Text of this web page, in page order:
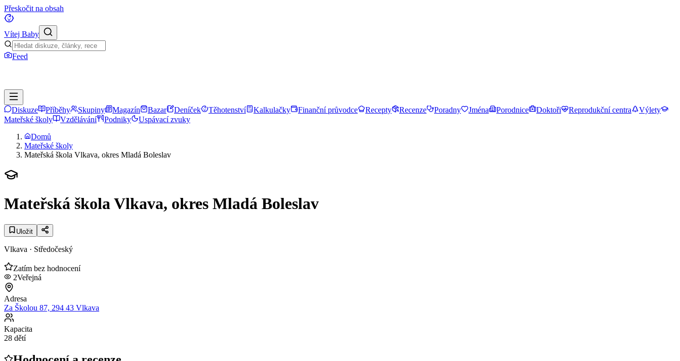
Přeskočit na obsah
Vítej Baby
Feed
Diskuze Příběhy Skupiny Magazín Bazar Deníček Těhotenství Kalkulačky Finanční průvodce Recepty Recenze Poradny Jména Porodnice Doktoři Reprodukční centra
Výlety
Mateřské školy
Vzdělávání Podniky
Uspávací zvuky
Domů
Mateřské školy
Mateřská škola Vlkava, okres Mladá Boleslav
Mateřská škola Vlkava, okres Mladá Boleslav
Uložit
Vlkava · Středočeský
Zatím bez hodnocení
2Veřejná
Adresa
Za Školou 87, 294 43 Vlkava
Kapacita
28 dětí